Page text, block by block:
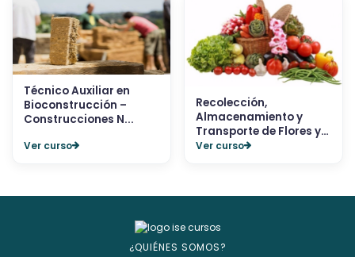
Técnico Auxiliar en
Bioconstrucción –
Construcciones N...
Ver curso
Recolección,
Almacenamiento y
Transporte de Flores y
Hort...
Ver curso
¿QUIÉNES SOMOS?